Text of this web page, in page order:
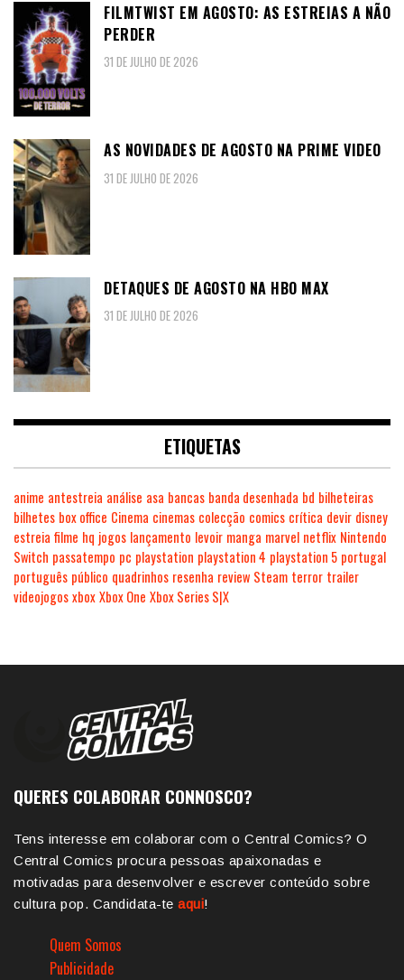
FILMTWIST EM AGOSTO: AS ESTREIAS A NÃO
PERDER
31 DE JULHO DE 2026
AS NOVIDADES DE AGOSTO NA PRIME VIDEO
31 DE JULHO DE 2026
DETAQUES DE AGOSTO NA HBO MAX
31 DE JULHO DE 2026
ETIQUETAS
anime antestreia análise asa bancas banda desenhada bd bilheteiras
bilhetes box office Cinema cinemas colecção comics crítica devir disney
estreia filme hq jogos lançamento levoir manga marvel netflix Nintendo
Switch passatempo pc playstation playstation 4 playstation 5 portugal
português público quadrinhos resenha review Steam terror trailer
videojogosxboxXbox One Xbox Series S|X
QUERES COLABORAR CONNOSCO?
Tens interesse em colaborar com o Central Comics? O
Central Comics procura pessoas apaixonadas e
motivadas para desenvolver e escrever conteúdo sobre
cultura pop. Candidata-te aqui!
Quem Somos
Publicidade